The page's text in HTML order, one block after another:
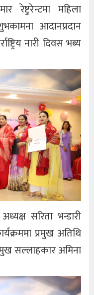
रेष्टुरेन्टमा महिला
आदानप्रदान
नारी दिवस भब्य
सरिता भन्डारी
प्रमुख अतिथि
सल्लाहकार अमिना